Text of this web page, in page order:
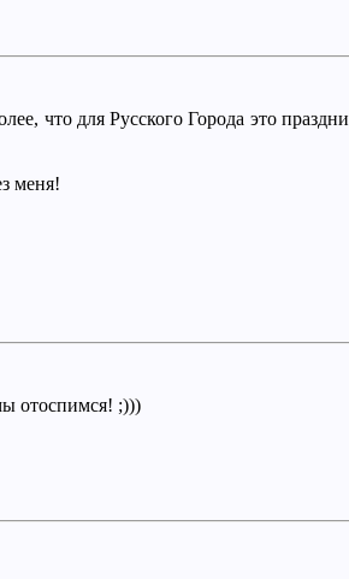
что для Русского Города это
меня!
отоспимся! ;)))